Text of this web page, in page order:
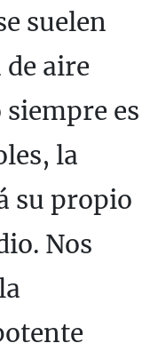
suelen
de aire
es
la
su propio
Nos